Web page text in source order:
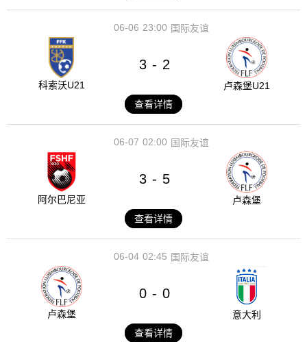
23:00
06-06 国际友谊
科索沃U21
3 - 2
卢森堡U21
查看详情
02:00
06-07 国际友谊
阿尔巴尼亚
3 - 5
卢森堡
查看详情
02:45
06-04 国际友谊
卢森堡
0 - 0
意大利
查看详情